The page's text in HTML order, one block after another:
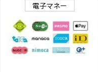
電子マネー